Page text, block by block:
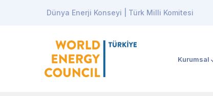
Dünya Enerji Konseyi | Türk Milli Komitesi
Kurumsal